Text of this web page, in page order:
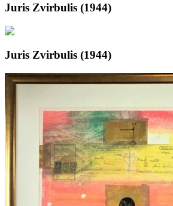
Juris Zvirbulis (1944)
Juris Zvirbulis (1944)